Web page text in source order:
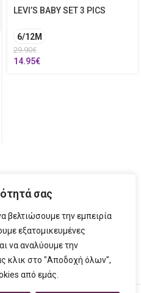
σας
βελτιώσουμε την εμπειρία
εξατομικευμένες
να αναλύουμε την
κλικ στο "Αποδοχή όλων",
από εμάς.
LEVI’S BABY SET 3 PICS
6/12M
29.90€
14.95€